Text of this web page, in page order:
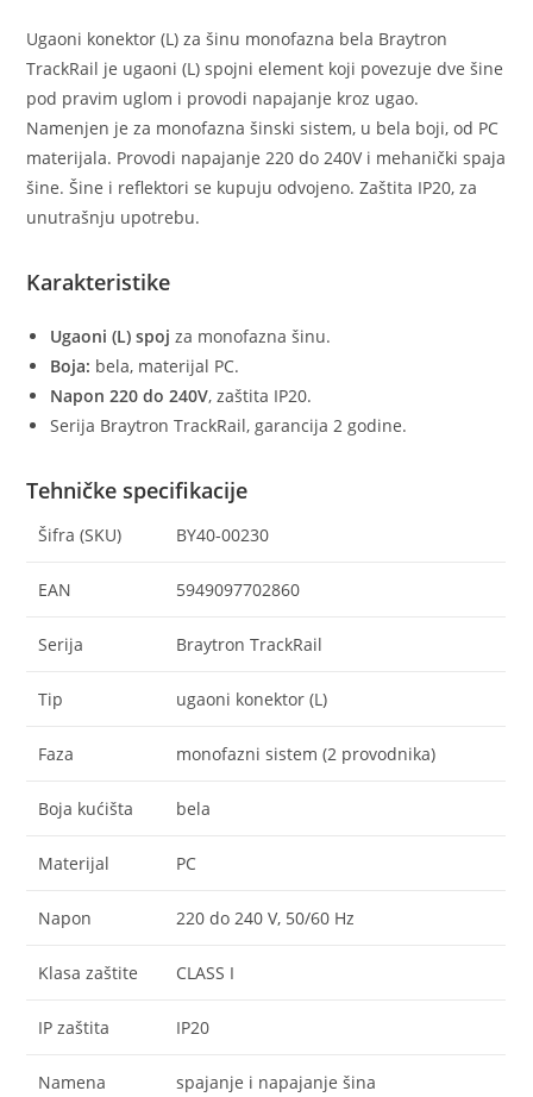
Ugaoni konektor (L) za šinu monofazna bela Braytron
TrackRail je ugaoni (L) spojni element koji povezuje dve šine
pod pravim uglom i provodi napajanje kroz ugao.
Namenjen je za monofazna šinski sistem, u bela boji, od PC
materijala. Provodi napajanje 220 do 240V i mehanički spaja
šine. Šine i reflektori se kupuju odvojeno. Zaštita IP20, za
unutrašnju upotrebu.
Karakteristike
Ugaoni (L) spoj za monofazna šinu.
Boja: bela, materijal PC.
Napon 220 do 240V, zaštita IP20.
Serija Braytron TrackRail, garancija 2 godine.
Tehničke specifikacije
Šifra (SKU) BY40-00230
EAN 5949097702860
Serija Braytron TrackRail
Tip ugaoni konektor (L)
Faza monofazni sistem (2 provodnika)
Boja kućišta bela
Materijal PC
Napon 220 do 240 V, 50/60 Hz
Klasa zaštite CLASS I
IP zaštita IP20
Namena spajanje i napajanje šina